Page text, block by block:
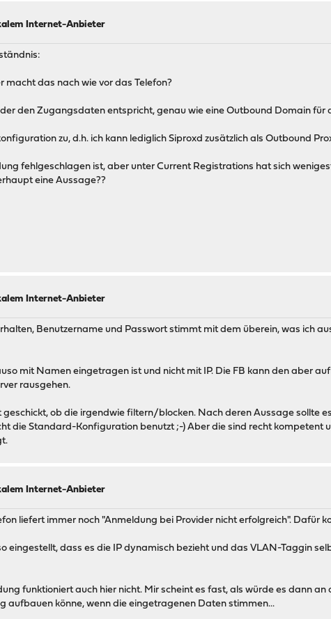
Internet-Anbieter
das nach wie vor das Telefon?
den Zugangsdaten entspricht, genau wie eine Outbound Domain für
zu, d.h. ich kann lediglich Siproxd zusätzlich als Outbound
fehlgeschlagen ist, aber unter Current Registrations hat sich
eine Aussage??
Internet-Anbieter
Benutzername und Passwort stimmt mit dem überein, was ich
mit Namen eingetragen ist und nicht mit IP. Die FB kann den aber
rausgehen.
ob die irgendwie filtern/blocken. Nach deren Aussage sollte
die Standard-Konfiguration benutzt ;-) Aber die sind recht kompetent
Internet-Anbieter
liefert immer noch "Anmeldung bei Provider nicht erfolgreich". Dafür
eingestellt, dass es die IP dynamisch bezieht und das VLAN-Taggin
funktioniert auch hier nicht. Mir scheint es fast, als würde es dann
aufbauen könne, wenn die eingetragenen Daten stimmen...